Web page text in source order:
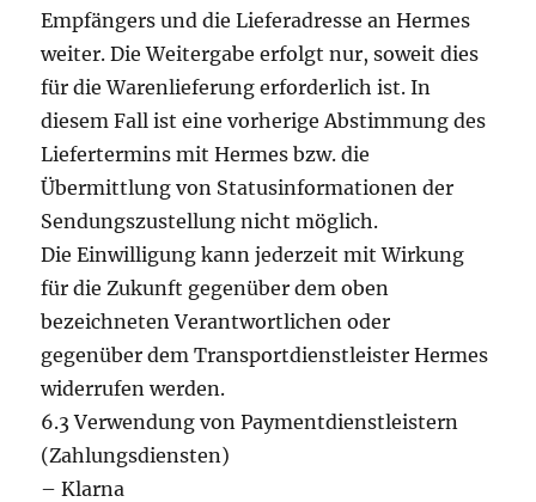
Empfängers und die Lieferadresse an Hermes
weiter. Die Weitergabe erfolgt nur, soweit dies
für die Warenlieferung erforderlich ist. In
diesem Fall ist eine vorherige Abstimmung des
Liefertermins mit Hermes bzw. die
Übermittlung von Statusinformationen der
Sendungszustellung nicht möglich.
Die Einwilligung kann jederzeit mit Wirkung
für die Zukunft gegenüber dem oben
bezeichneten Verantwortlichen oder
gegenüber dem Transportdienstleister Hermes
widerrufen werden.
6.3 Verwendung von Paymentdienstleistern
(Zahlungsdiensten)
– Klarna